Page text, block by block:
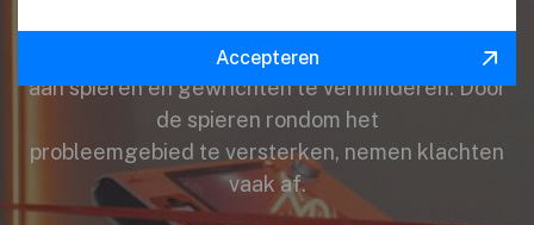
om klachten
aan spieren en gewrichten te verminderen. Door
de spieren rondom het
probleemgebied te versterken, nemen klachten
vaak af.
Accepteren